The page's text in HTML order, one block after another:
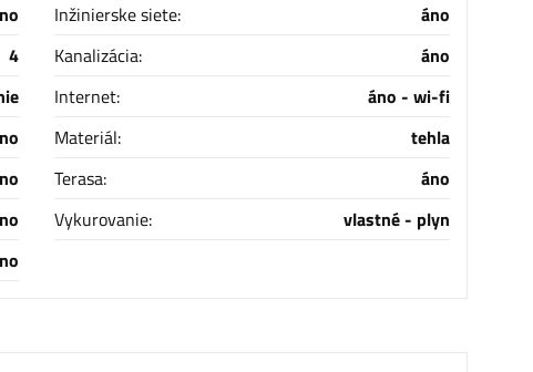
4
Inžinierske siete:
áno
Kanalizácia:
áno
Internet:
áno - wi-fi
Materiál:
tehla
Terasa:
áno
Vykurovanie:
vlastné - plyn